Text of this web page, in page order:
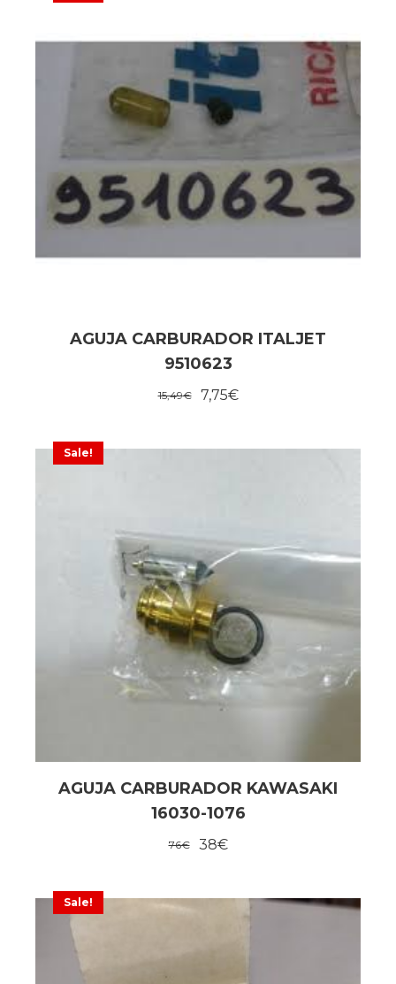
AGUJA CARBURADOR ITALJET
9510623
15,49€ 7,75€
Sale!
AGUJA CARBURADOR KAWASAKI
16030-1076
76€ 38€
Sale!